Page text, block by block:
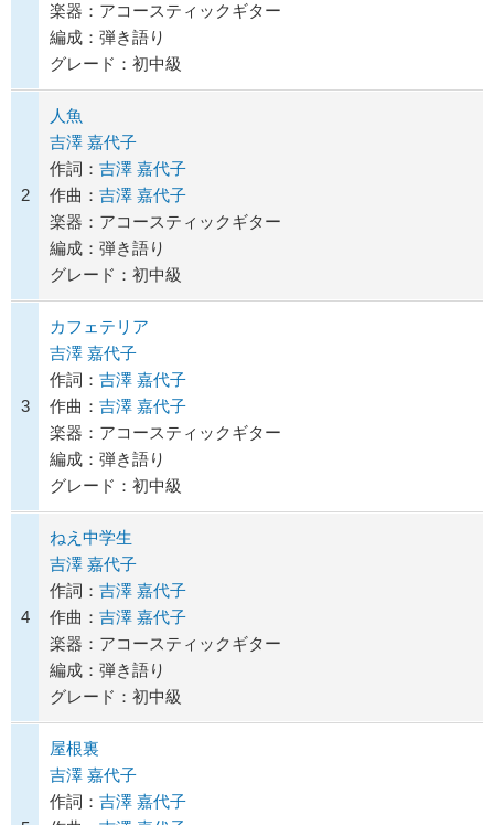
楽器：アコースティックギター
編成：弾き語り
グレード：初中級
2
人魚
吉澤 嘉代子
作詞： 吉澤 嘉代子
作曲： 吉澤 嘉代子
楽器：アコースティックギター
編成：弾き語り
グレード：初中級
3
カフェテリア
吉澤 嘉代子
作詞： 吉澤 嘉代子
作曲： 吉澤 嘉代子
楽器：アコースティックギター
編成：弾き語り
グレード：初中級
4
ねえ中学生
吉澤 嘉代子
作詞： 吉澤 嘉代子
作曲： 吉澤 嘉代子
楽器：アコースティックギター
編成：弾き語り
グレード：初中級
屋根裏
吉澤 嘉代子
作詞： 吉澤 嘉代子